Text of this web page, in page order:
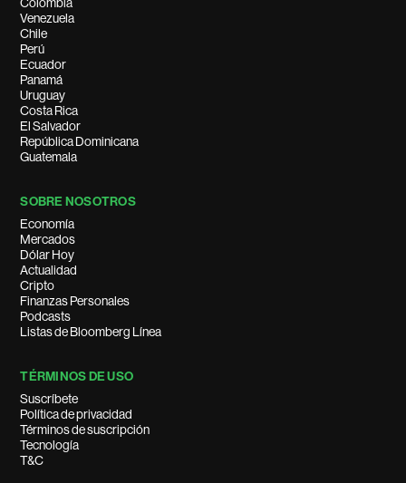
Venezuela
Chile
Perú
Ecuador
Panamá
Uruguay
Costa Rica
El Salvador
República Dominicana
Guatemala
SOBRE NOSOTROS
Economía
Mercados
Dólar Hoy
Actualidad
Cripto
Finanzas Personales
Podcasts
Listas de Bloomberg Línea
TÉRMINOS DE USO
Suscríbete
Política de privacidad
Términos de suscripción
Tecnología
T&C